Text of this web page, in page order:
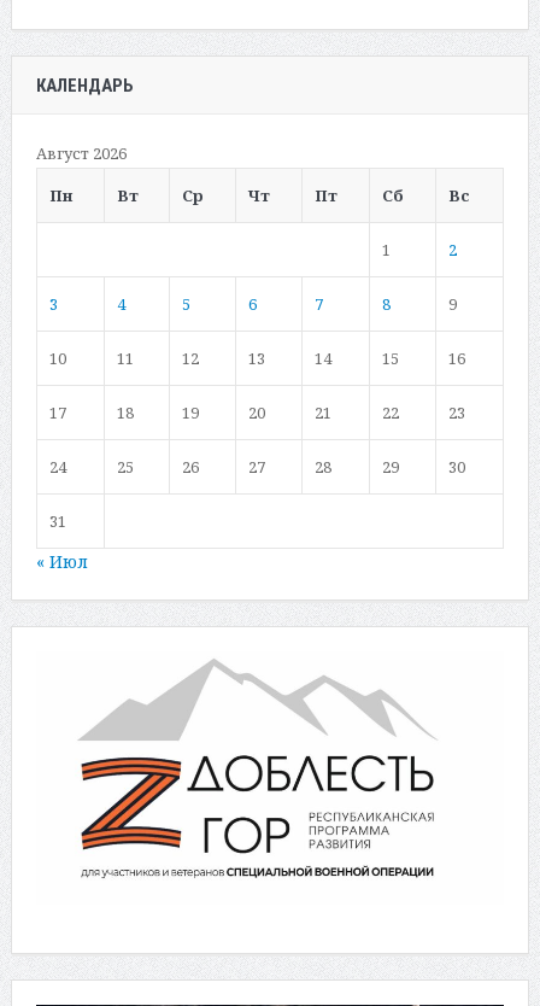
КАЛЕНДАРЬ
Август 2026
Пн
Вт Ср Чт Пт Сб Вс
1 2
3 4 5 6 7 8 9
10 11 12 13 14 15 16
17 18 19 20 21 22 23
24 25 26 27 28 29 30
31
« Июл